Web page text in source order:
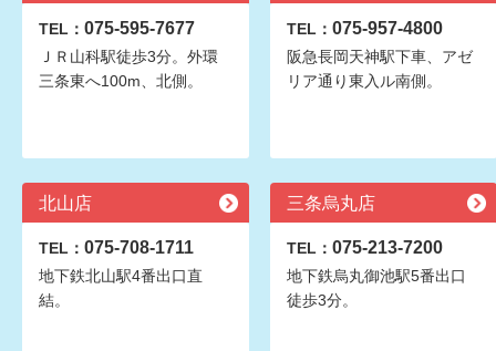
TEL： 075-595-7677
ＪＲ山科駅徒歩3分。外環
三条東へ100m、北側。
TEL： 075-957-4800
阪急長岡天神駅下車、アゼ
リア通り東入ル南側。
北山店
TEL： 075-708-1711
地下鉄北山駅4番出口直
結。
三条烏丸店
TEL： 075-213-7200
地下鉄烏丸御池駅5番出口
徒歩3分。